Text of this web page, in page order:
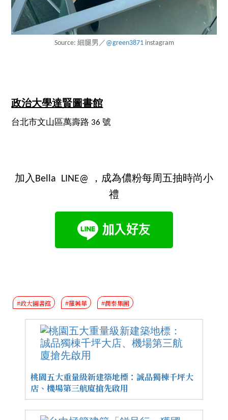
Source: 細腿男／ @green3871instagram
政治大學達賢圖書館
台北市文山區萬壽路 36 號
加入Bella LINE@ ，成為儂粉每周五抽時尚小
禮
#政大圖書館 #羅興華 #潤泰集團
桃園五大重量級新建築地標：誠品獨棟千坪大
店、機場第三航廈搶先啟用